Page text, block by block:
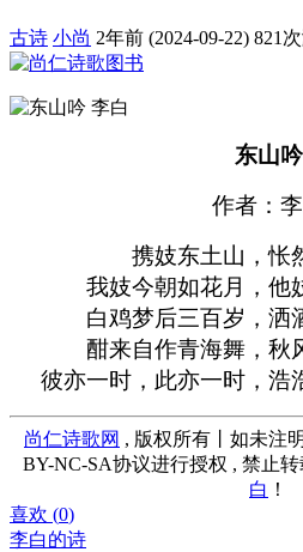
古诗 小尚 2年前 (2024-09-22) 821
东山吟
作者：
携妓东土山，怅
我妓今朝如花月，他
白鸡梦后三百岁，洒
酣来自作青海舞，秋
彼亦一时，此亦一时，浩
尚仁诗歌网 , 版权所有丨如未注
BY-NC-SA协议进行授权 , 禁止转
白 ！
喜欢 (0)
李白的诗